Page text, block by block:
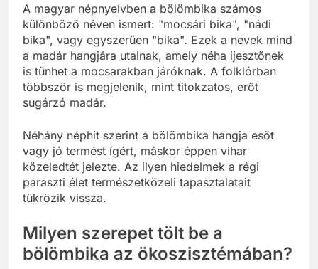
A magyar népnyelvben a bölömbika számos
különböző néven ismert: "mocsári bika", "nádi
bika", vagy egyszerűen "bika". Ezek a nevek mind
a madár hangjára utalnak, amely néha ijesztőnek
is tűnhet a mocsarakban járóknak. A folklórban
többször is megjelenik, mint titokzatos, erőt
sugárzó madár.
Néhány néphit szerint a bölömbika hangja esőt
vagy jó termést ígért, máskor éppen vihar
közeledtét jelezte. Az ilyen hiedelmek a régi
paraszti élet természetközeli tapasztalatait
tükrözik vissza.
Milyen szerepet tölt be a
bölömbika az ökoszisztémában?